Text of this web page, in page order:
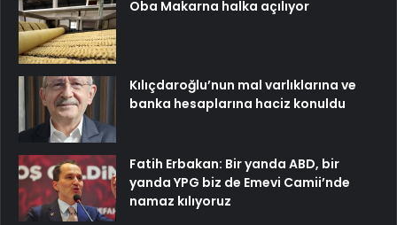
Oba Makarna halka açılıyor
Kılıçdaroğlu’nun mal varlıklarına ve
banka hesaplarına haciz konuldu
Fatih Erbakan: Bir yanda ABD, bir
yanda YPG biz de Emevi Camii’nde
namaz kılıyoruz